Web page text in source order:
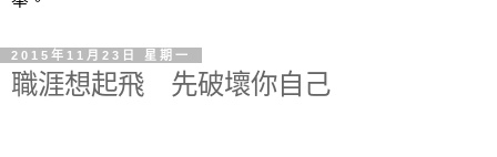
2015年11月23日 星期一
職涯想起飛 先破壞你自己